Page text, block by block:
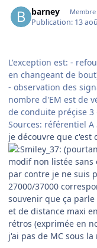
barney Membre
Publication: 13
L'exception est: -
en changeant de
- observation des
nombre d'EM est de
de conduite préçise 3
Sources: référentiel A
je découvre que c'est
modif non listée sans
par contre je ne suis
27000/37000
souvenir que ça
et de distance maxi
rétros (exprimée en
j'ai pas de MC sous